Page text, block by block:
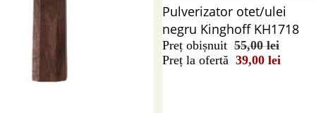
Reducere 29%
Pulverizator otet/ulei
negru Kinghoff KH1718
Preț obișnuit 55,00 lei
Preț la ofertă 39,00 lei